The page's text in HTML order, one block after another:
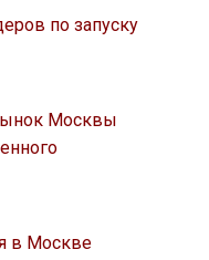
по запуску
Москвы
в Москве